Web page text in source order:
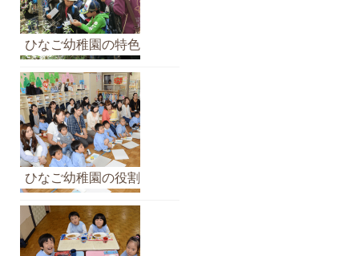
ひなご幼稚園の特色
ひなご幼稚園の役割